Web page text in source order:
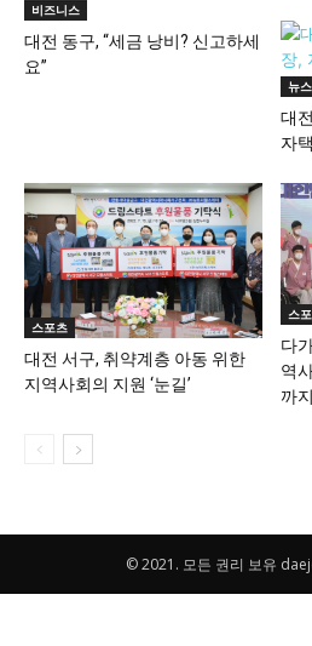
비즈니스
대전 동구, “세금 낭비? 신고하세
요”
뉴스
대
자
스포츠
대전 서구, 취약계층 아동 위한
지역사회의 지원 ‘눈길’
스
다
역
까지
© 2021. 모든 권리 보유